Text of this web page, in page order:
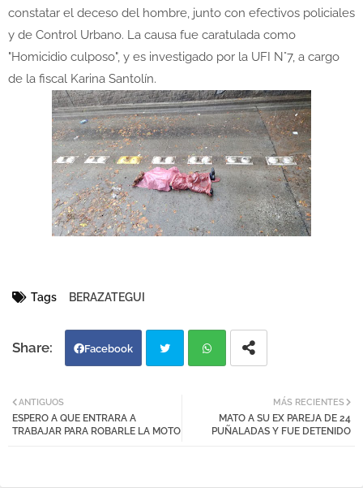
constatar el deceso del hombre, junto con efectivos policiales
y de Control Urbano. La causa fue caratulada como
"Homicidio culposo", y es investigado por la UFI N°7, a cargo
de la fiscal Karina Santolín.
Tags BERAZATEGUI
Facebook
MÁS RECIENTES
MATO A SU EX PAREJA DE 24
PUÑALADAS Y FUE DETENIDO
ANTIGUOS
ESPERO A QUE ENTRARA A
TRABAJAR PARA ROBARLE LA MOTO